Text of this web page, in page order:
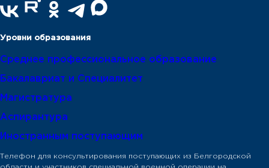
Уровни образования
Среднее профессиональное образование
Бакалавриат и Специалитет
Магистратура
Аспирантура
Иностранным поступающим
Телефон для консультирования поступающих из Белгородской